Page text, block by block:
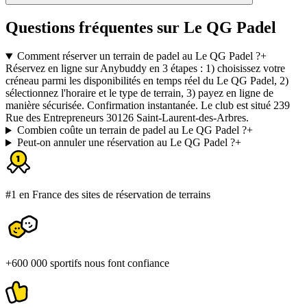
Questions fréquentes sur Le QG Padel
Comment réserver un terrain de padel au Le QG Padel ?+
Réservez en ligne sur Anybuddy en 3 étapes : 1) choisissez votre
créneau parmi les disponibilités en temps réel du Le QG Padel, 2)
sélectionnez l'horaire et le type de terrain, 3) payez en ligne de
manière sécurisée. Confirmation instantanée. Le club est situé 239
Rue des Entrepreneurs 30126 Saint-Laurent-des-Arbres.
Combien coûte un terrain de padel au Le QG Padel ?+
Peut-on annuler une réservation au Le QG Padel ?+
#1 en France des sites de réservation de terrains
+600 000 sportifs nous font confiance